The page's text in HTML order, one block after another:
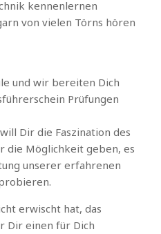
kennenlernen
von vielen Törns hören
und wir bereiten Dich
Prüfungen
Dir die Faszination des
die Möglichkeit geben, es
unserer erfahrenen
erwischt hat, das
Dir einen für Dich